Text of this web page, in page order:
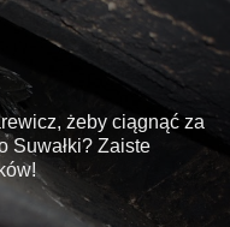
żeby ciągnąć za
Suwałki? Zaiste